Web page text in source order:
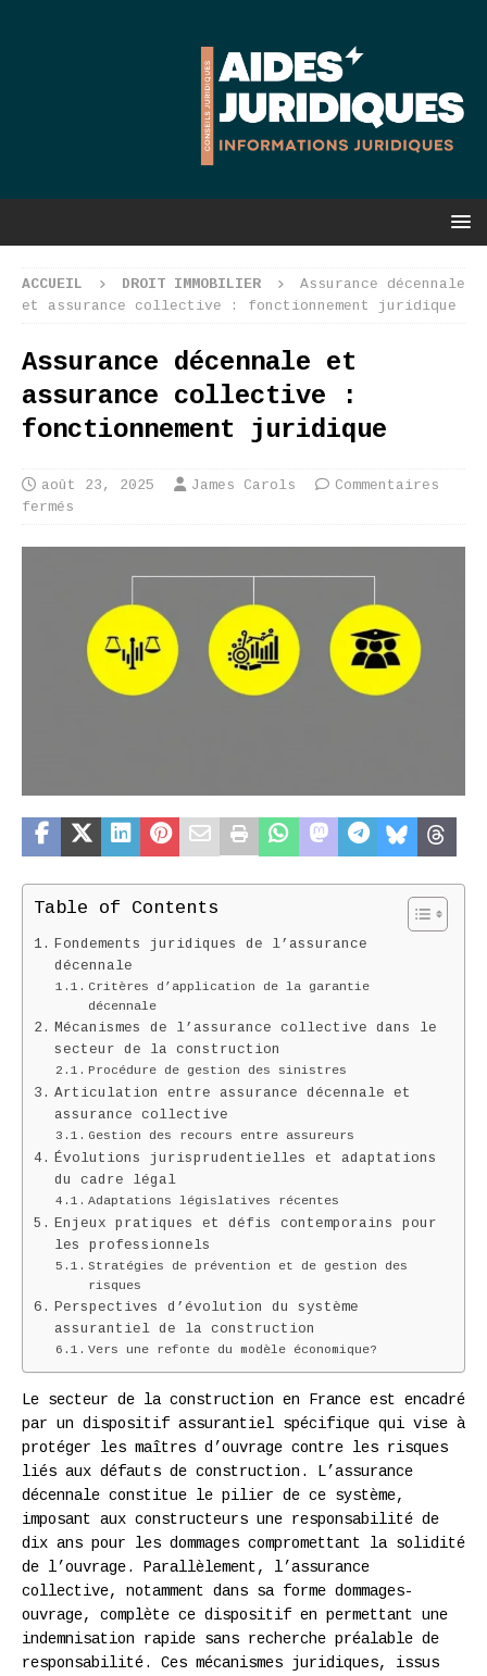
ACCUEIL DROIT IMMOBILIER
Assurance décennale
et assurance collective : fonctionnement juridique
Assurance décennale et
assurance collective :
fonctionnement juridique
août 23, 2025 James Carols
Commentaires
fermés
Table of Contents
Fondements juridiques de l’assurance
décennale
Critères d’application de la garantie
décennale
Mécanismes de l’assurance collective dans le
secteur de la construction
Procédure de gestion des sinistres
Articulation entre assurance décennale et
assurance collective
Gestion des recours entre assureurs
Évolutions jurisprudentielles et adaptations
du cadre légal
Adaptations législatives récentes
Enjeux pratiques et défis contemporains pour
les professionnels
Stratégies de prévention et de gestion des
risques
Perspectives d’évolution du système
assurantiel de la construction
Vers une refonte du modèle économique?
Le secteur de la construction en France est encadré
par un dispositif assurantiel spécifique qui vise à
protéger les maîtres d’ouvrage contre les risques
liés aux défauts de construction. L’assurance
décennale constitue le pilier de ce système,
imposant aux constructeurs une responsabilité de
dix ans pour les dommages compromettant la solidité
de l’ouvrage. Parallèlement, l’assurance
collective, notamment dans sa forme dommages-
ouvrage, complète ce dispositif en permettant une
indemnisation rapide sans recherche préalable de
responsabilité. Ces mécanismes juridiques, issus